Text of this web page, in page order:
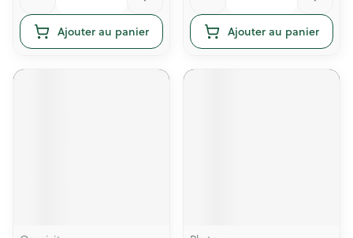
Ajouter au panier Ajouter au panier